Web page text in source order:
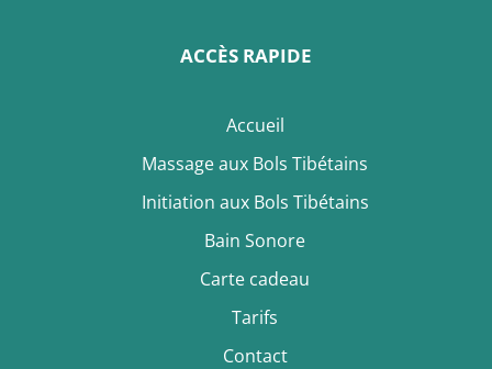
ACCÈS RAPIDE
Accueil
Massage aux Bols Tibétains
Initiation aux Bols Tibétains
Bain Sonore
Carte cadeau
Tarifs
Contact